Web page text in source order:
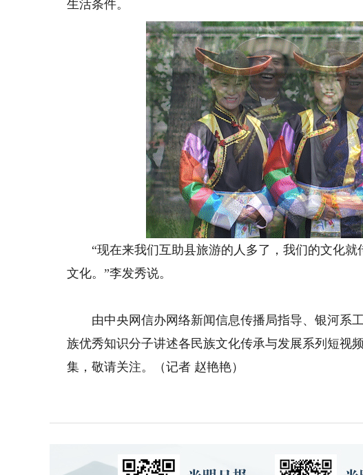
生活条件。
“现在来我们互助县旅游的人多了，我们的文化就
文化。”李发秀说。
由中央网信办网络新闻信息传播局指导、银河系工
族优秀知识分子讲述各民族文化传承与发展系列短视
集，敬请关注。（记者 赵艳艳）